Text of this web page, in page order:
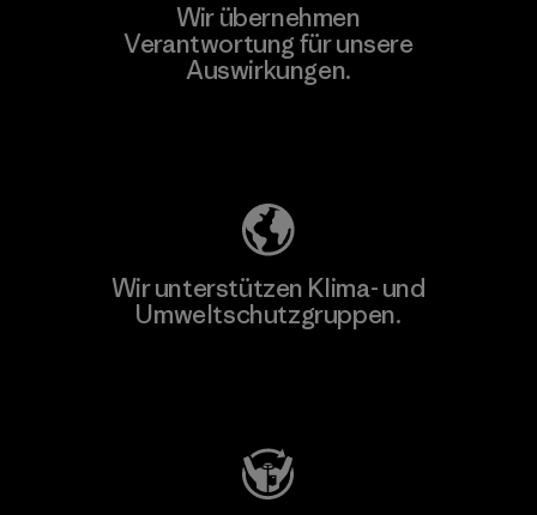
Wir übernehmen
Verantwortung für unsere
Auswirkungen.
Wir unterstützen Klima- und
Umweltschutzgruppen.